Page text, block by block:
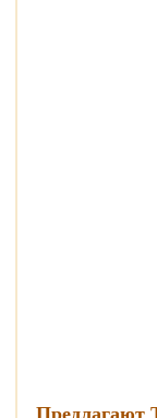
Предлагают